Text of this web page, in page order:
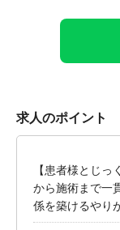
求人のポイント
【患者様とじ
から施術まで一
係を築けるやり